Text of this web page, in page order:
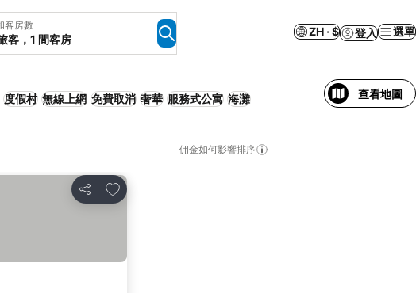
客房數
客，1 間客房
ZH · $ 登入 選單
度假村 無線上網 免費取消 奢華 服務式公寓 海灘 查看地圖
佣金如何影響排序
分享
加入我的最愛